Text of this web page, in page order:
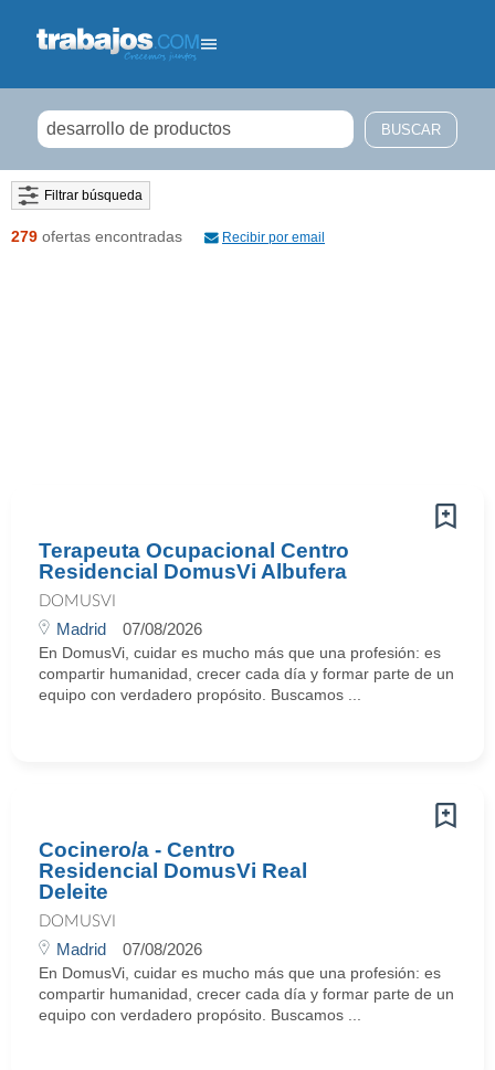
Filtrar búsqueda
279 ofertas encontradas Recibir por email
Terapeuta Ocupacional Centro
Residencial DomusVi Albufera
DOMUSVI
Madrid 07/08/2026
En DomusVi, cuidar es mucho más que una profesión: es
compartir humanidad, crecer cada día y formar parte de un
equipo con verdadero propósito. Buscamos ...
Cocinero/a - Centro
Residencial DomusVi Real
Deleite
DOMUSVI
Madrid 07/08/2026
En DomusVi, cuidar es mucho más que una profesión: es
compartir humanidad, crecer cada día y formar parte de un
equipo con verdadero propósito. Buscamos ...